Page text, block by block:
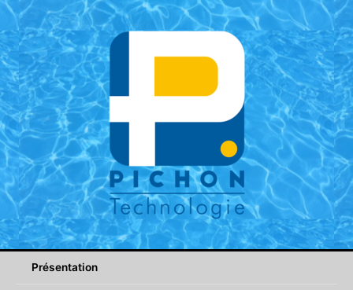
Aller
contenu
Présentation